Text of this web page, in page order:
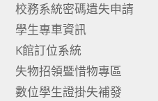
校務系統密碼遺失申請
學生專車資訊
K館訂位系統
失物招領暨惜物專區
數位學生證掛失補發